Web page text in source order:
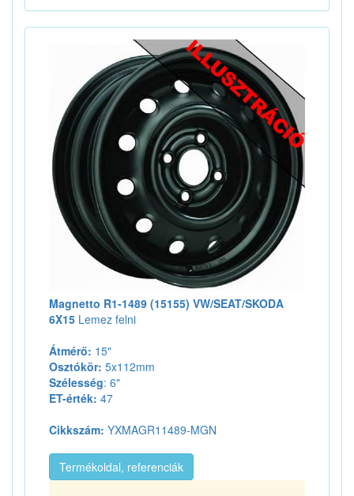
Magnetto R1-1489 (15155) VW/SEAT/SKODA
6X15 Lemez felni
Átmérő: 15"
Osztókör: 5x112mm
Szélesség: 6"
ET-érték: 47
Cikkszám: YXMAGR11489-MGN
Termékoldal, referenciák